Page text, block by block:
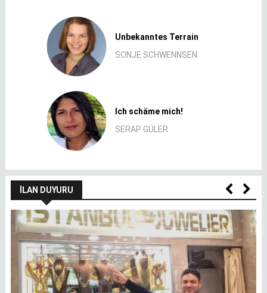
Unbekanntes Terrain
SONJE SCHWENNSEN
Ich schäme mich!
SERAP GÜLER
İLAN DUYURU